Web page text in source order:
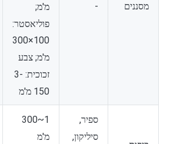
מסננים -
מ'מ;
פוליאסטר:
100×300
מ'מ; צבע
זכוכית: 3-
150 מ'מ
ספיר,
סיליקון,
1~300
מ'מ